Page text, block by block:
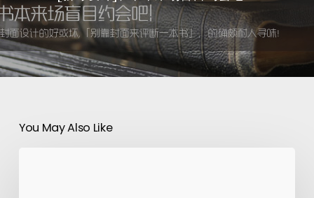
You May Also Like